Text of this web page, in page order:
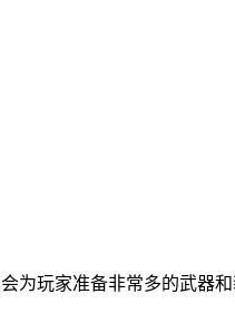
为玩家准备非常多的武器